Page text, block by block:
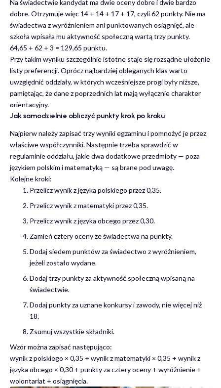
Na świadectwie kandydat ma dwie oceny dobre i dwie bardzo
dobre. Otrzymuje więc 14 + 14 + 17 + 17, czyli 62 punkty. Nie ma
świadectwa z wyróżnieniem ani punktowanych osiągnięć, ale
szkoła wpisała mu aktywność społeczną wartą trzy punkty.
64,65 + 62 + 3 = 129,65 punktu.
Przy takim wyniku szczególnie istotne staje się rozsądne ułożenie
listy preferencji. Oprócz najbardziej obleganych klas warto
uwzględnić oddziały, w których wcześniejsze progi były niższe,
pamiętając, że dane z poprzednich lat mają wyłącznie charakter
orientacyjny.
Jak samodzielnie obliczyć punkty krok po kroku
Najpierw należy zapisać trzy wyniki egzaminu i pomnożyć je przez
właściwe współczynniki. Następnie trzeba sprawdzić w
regulaminie oddziału, jakie dwa dodatkowe przedmioty — poza
językiem polskim i matematyką — są brane pod uwagę.
Kolejne kroki:
Przelicz wynik z języka polskiego przez 0,35.
Przelicz wynik z matematyki przez 0,35.
Przelicz wynik z języka obcego przez 0,30.
Zamień cztery oceny ze świadectwa na punkty.
Dodaj siedem punktów za świadectwo z wyróżnieniem,
jeżeli zostało wydane.
Dodaj trzy punkty za aktywność społeczną wpisaną na
świadectwie.
Dodaj punkty za uznane konkursy i zawody, nie więcej niż
18.
Zsumuj wszystkie składniki.
Wzór można zapisać następująco:
wynik z polskiego × 0,35 + wynik z matematyki × 0,35 + wynik z
języka obcego × 0,30 + punkty za cztery oceny + wyróżnienie +
wolontariat + osiągnięcia.